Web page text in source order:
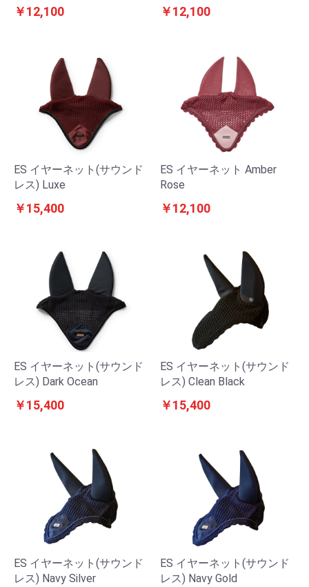
￥12,100 ￥12,100
ES イヤーネット(サウンド
レス) Luxe
￥15,400
ES イヤーネット Amber
Rose
￥12,100
ES イヤーネット(サウンド
レス) Dark Ocean
￥15,400
ES イヤーネット(サウンド
レス) Clean Black
￥15,400
ES イヤーネット(サウンド
レス) Navy Silver
ES イヤーネット(サウンド
レス) Navy Gold